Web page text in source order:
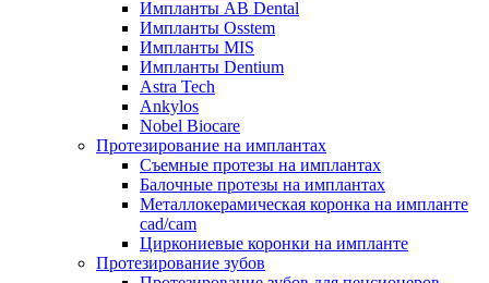
Импланты AB Dental
Импланты Osstem
Импланты MIS
Импланты Dentium
Astra Tech
Ankylos
Nobel Biocare
Протезирование на имплантах
Съемные протезы на имплантах
Балочные протезы на имплантах
Металлокерамическая коронка на импланте
cad/cam
Циркониевые коронки на импланте
Протезирование зубов